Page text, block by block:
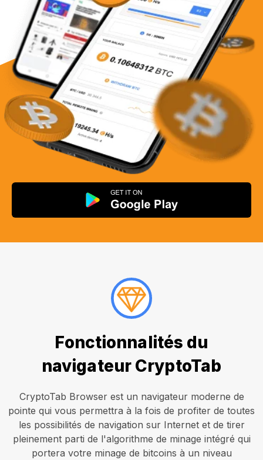
Fonctionnalités du
navigateur CryptoTab
CryptoTab Browser est un navigateur moderne de
pointe qui vous permettra à la fois de profiter de toutes
les possibilités de navigation sur Internet et de tirer
pleinement parti de l'algorithme de minage intégré qui
portera votre minage de bitcoins à un niveau